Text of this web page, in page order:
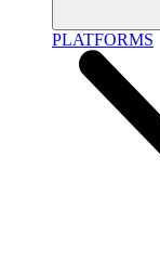
PLATFORMS